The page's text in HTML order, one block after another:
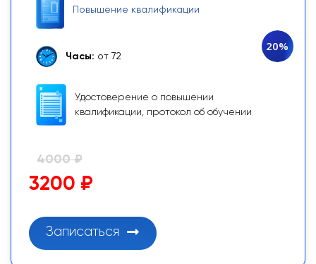
Повышение квалификации
Часы: от 72
Удостоверение о повышении
квалификации, протокол об обучении
20%
4000 ₽
3200 ₽
Записаться